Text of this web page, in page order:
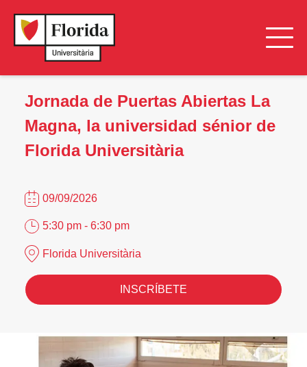
Jornada de Puertas Abiertas La
Magna, la universidad sénior de
Florida Universitària
09/09/2026
5:30 pm - 6:30 pm
Florida Universitària
INSCRÍBETE